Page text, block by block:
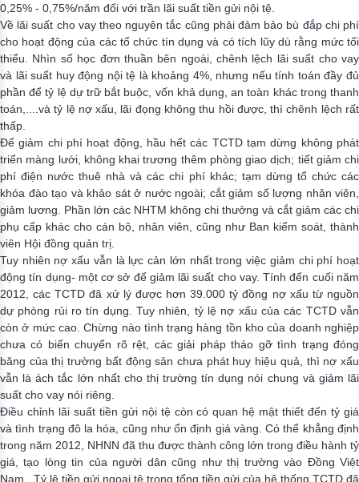
0,25% - 0,75%/năm đối với trần lãi suất tiền gửi nội tệ.
Về lãi suất cho vay theo nguyên tắc cũng phải đảm bảo bù đắp chi phí
cho hoạt động của các tổ chức tín dụng và có tích lũy dù rằng mức tối
thiểu. Nhìn số học đơn thuần bên ngoài, chênh lệch lãi suất cho vay
và lãi suất huy động nội tệ là khoảng 4%, nhưng nếu tính toán đầy đủ
phần để tỷ lệ dự trữ bắt buộc, vốn khả dụng, an toàn khác trong thanh
toán,....và tỷ lệ nợ xấu, lãi đọng không thu hồi được, thì chênh lệch rất
thấp.
Để giảm chi phí hoạt động, hầu hết các TCTD tạm dừng không phát
triển màng lưới, không khai trương thêm phòng giao dịch; tiết giảm chi
phí điện nước thuê nhà và các chi phí khác; tạm dừng tổ chức các
khóa đào tạo và khảo sát ở nước ngoài; cắt giảm số lượng nhân viên,
giảm lương. Phần lớn các NHTM không chi thưởng và cắt giảm các chi
phụ cấp khác cho cán bộ, nhân viên, cũng như Ban kiểm soát, thành
viên Hội đồng quản trị.
Tuy nhiên nợ xấu vẫn là lực cản lớn nhất trong việc giảm chi phí hoạt
động tín dụng- một cơ sở để giảm lãi suất cho vay. Tính đến cuối năm
2012, các TCTD đã xử lý được hơn 39.000 tỷ đồng nợ xấu từ nguồn
dự phòng rủi ro tín dụng. Tuy nhiên, tỷ lệ nợ xấu của các TCTD vẫn
còn ở mức cao. Chừng nào tình trạng hàng tồn kho của doanh nghiệp
chưa có biến chuyển rõ rệt, các giải pháp tháo gỡ tình trạng đóng
băng của thị trường bất động sản chưa phát huy hiệu quả, thì nợ xấu
vẫn là ách tắc lớn nhất cho thị trường tín dụng nói chung và giảm lãi
suất cho vay nói riêng.
Điều chỉnh lãi suất tiền gửi nội tệ còn có quan hệ mật thiết đến tỷ giá
và tình trạng đô la hóa, cũng như ổn định giá vàng. Có thể khẳng định
trong năm 2012, NHNN đã thu được thành công lớn trong điều hành tỷ
giá, tạo lòng tin của người dân cũng như thị trường vào Đồng Việt
Nam . Tỷ lệ tiền gửi ngoại tệ trong tổng tiền gửi của hệ thống TCTD đã